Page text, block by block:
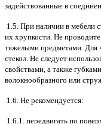
задействованные в
1.5. При наличии в мебели
их хрупкости. Не
тяжелыми предметами. Для
стекол. Не следует
свойствами, а также
волокнообразного или
1.6. Не рекомендуется:
1.6.1. передвигать по